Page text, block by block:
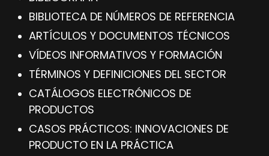
BIBLIOTECA DE NÚMEROS DE REFERENCIA
ARTÍCULOS Y DOCUMENTOS TÉCNICOS
VÍDEOS INFORMATIVOS Y FORMACIÓN
TÉRMINOS Y DEFINICIONES DEL SECTOR
CATÁLOGOS ELECTRÓNICOS DE
PRODUCTOS
CASOS PRÁCTICOS: INNOVACIONES DE
PRODUCTO EN LA PRÁCTICA